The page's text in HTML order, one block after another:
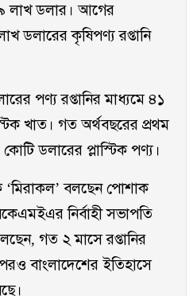
লাখ ডলার। আগের
ডলারের কৃষিপণ্য রপ্তানি
পণ্য রপ্তানির মাধ্যমে ৪১
খাত। গত অর্থবছরের প্রথম
ডলারের প্লাস্টিক পণ্য।
‘মিরাকল’ বলছেন পোশাক
নির্বাহী সভাপতি
গত ২ মাসে রপ্তানির
বাংলাদেশের ইতিহাসে